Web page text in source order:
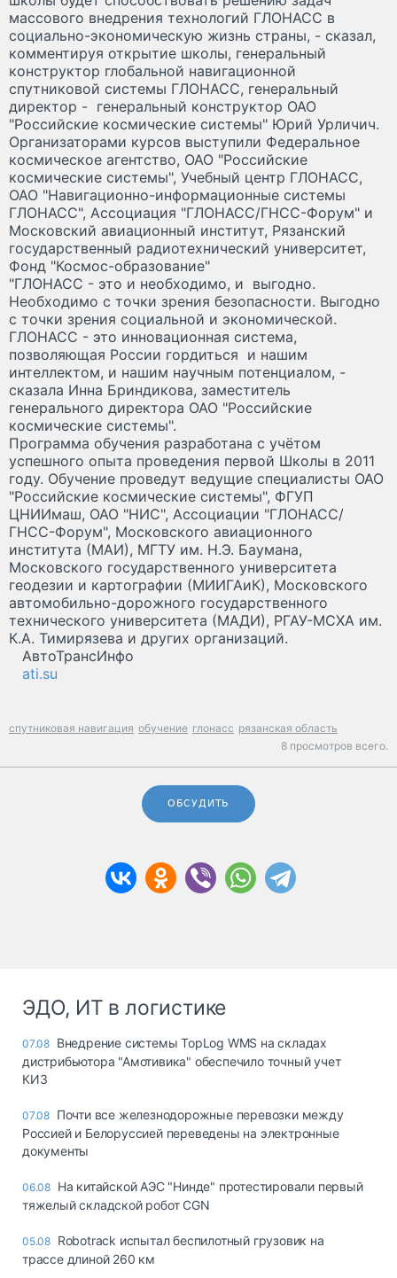
массового внедрения технологий ГЛОНАСС в
социально-экономическую жизнь страны, - сказал,
комментируя открытие школы, генеральный
конструктор глобальной навигационной
спутниковой системы ГЛОНАСС, генеральный
директор - генеральный конструктор ОАО
"Российские космические системы" Юрий Урличич.
Организаторами курсов выступили Федеральное
космическое агентство, ОАО "Российские
космические системы", Учебный центр ГЛОНАСС,
ОАО "Навигационно-информационные системы
ГЛОНАСС", Ассоциация "ГЛОНАСС/ГНСС-Форум" и
Московский авиационный институт, Рязанский
государственный радиотехнический университет,
Фонд "Космос-образование"
"ГЛОНАСС - это и необходимо, и выгодно.
Необходимо с точки зрения безопасности. Выгодно
с точки зрения социальной и экономической.
ГЛОНАСС - это инновационная система,
позволяющая России гордиться и нашим
интеллектом, и нашим научным потенциалом, -
сказала Инна Бриндикова, заместитель
генерального директора ОАО "Российские
космические системы".
Программа обучения разработана с учётом
успешного опыта проведения первой Школы в 2011
году. Обучение проведут ведущие специалисты ОАО
"Российские космические системы", ФГУП
ЦНИИмаш, ОАО "НИС", Ассоциации "ГЛОНАСС/
ГНСС-Форум", Московского авиационного
института (МАИ), МГТУ им. Н.Э. Баумана,
Московского государственного университета
геодезии и картографии (МИИГАиК), Московского
автомобильно-дорожного государственного
технического университета (МАДИ), РГАУ-МСХА им.
К.А. Тимирязева и других организаций.
АвтоТрансИнфо
ati.su
спутниковая навигация обучение глонасс рязанская область
8 просмотров всего.
ОБСУДИТЬ
ЭДО, ИТ в логистике
07.08 Внедрение системы TopLog WMS на складах
дистрибьютора "Амотивика" обеспечило точный учет
КИЗ
07.08 Почти все железнодорожные перевозки между
Россией и Белоруссией переведены на электронные
документы
06.08 На китайской АЭС "Нинде" протестировали первый
тяжелый складской робот CGN
05.08 Robotrack испытал беспилотный грузовик на
трассе длиной 260 км